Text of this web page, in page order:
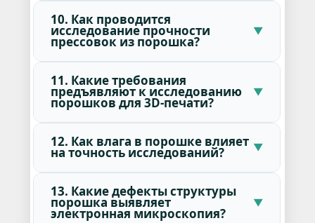
10. Как проводится
исследование прочности
прессовок из порошка?
11. Какие требования
предъявляют к исследованию
порошков для 3D-печати?
12. Как влага в порошке влияет
на точность исследований?
13. Какие дефекты структуры
порошка выявляет
электронная микроскопия?